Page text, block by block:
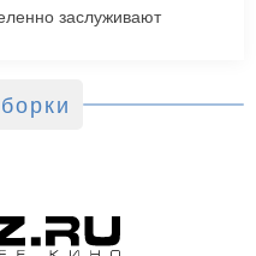
заслуживают